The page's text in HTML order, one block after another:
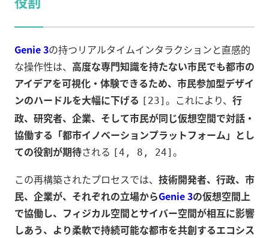
Genie 3の持つリアルタイムインタラクションと直感的
な操作性は、 高度な専門知識を持たない市民でも都市の
アイデアを可視化・体験できるため、市民参加型デザイ
ンのハードルを大幅に下げる [23] 。これにより、 行
政、研究者、企業、そして市民が同じ仮想空間で対話・
協働する「都市イノベーションプラットフォーム」とし
ての役割が期待される [4, 8, 24] 。
この再構築されたプロセスでは、 技術開発者、行政、市
民、企業が、それぞれの立場からGenie 3の仮想空間上
で協働し、フィジカル空間とサイバー空間が相互に影響
しあう、より柔軟で持続可能な都市を共創するエコシス